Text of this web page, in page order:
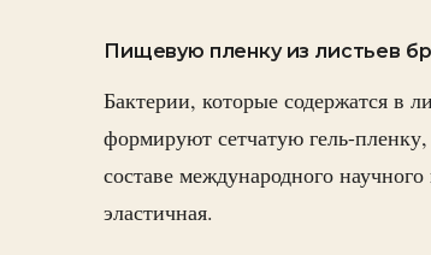
Пищевую пленку из листьев
Бактерии, которые содержатся в
формируют сетчатую гель-пленку,
составе международного
эластичная.